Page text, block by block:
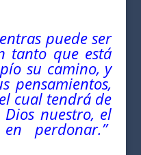
puede ser
tanto que está
su camino, y
pensamientos,
cual tendrá de
nuestro, el
perdonar.”